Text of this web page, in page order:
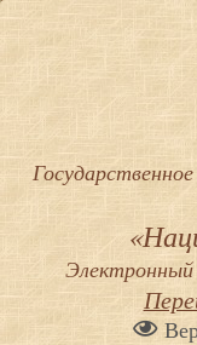
Электронный